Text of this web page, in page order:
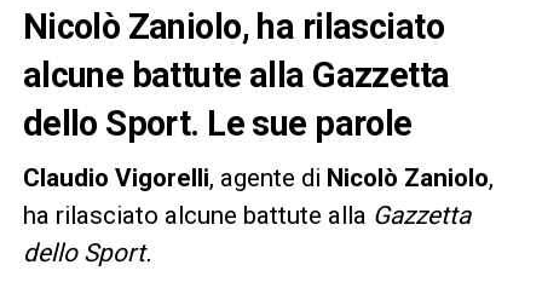
Nicolò Zaniolo, ha rilasciato
alcune battute alla Gazzetta
dello Sport. Le sue parole
Claudio Vigorelli, agente di Nicolò Zaniolo,
ha rilasciato alcune battute alla Gazzetta
dello Sport.